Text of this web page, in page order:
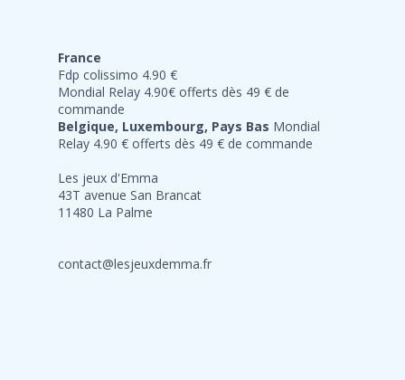
France
Fdp colissimo 4.90 €
Mondial Relay 4.90€ offerts dès 49 € de
commande
Belgique, Luxembourg, Pays Bas Mondial
Relay 4.90 € offerts dès 49 € de commande
Les jeux d'Emma
43T avenue San Brancat
11480 La Palme
contact@lesjeuxdemma.fr